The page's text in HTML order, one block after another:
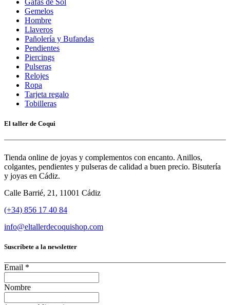
Gafas de Sol
Gemelos
Hombre
Llaveros
Pañolería y Bufandas
Pendientes
Piercings
Pulseras
Relojes
Ropa
Tarjeta regalo
Tobilleras
El taller de Coqui
Tienda online de joyas y complementos con encanto. Anillos,
colgantes, pendientes y pulseras de calidad a buen precio. Bisutería
y joyas en Cádiz.
Calle Barrié, 21, 11001 Cádiz
(+34) 856 17 40 84
info@eltallerdecoquishop.com
Suscríbete a la newsletter
Email *
Nombre